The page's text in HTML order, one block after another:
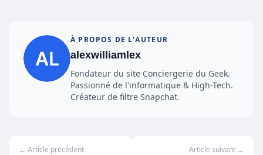
À PROPOS DE L'AUTEUR
alexwilliamlex
Fondateur du site Conciergerie du Geek.
Passionné de l'informatique & High-Tech.
Créateur de filtre Snapchat.
← Article précédent Article suivant →